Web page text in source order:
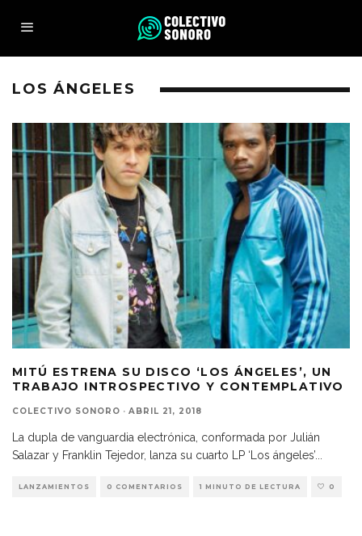
LOS ÁNGELES
MITÚ ESTRENA SU DISCO ‘LOS ÁNGELES’, UN
TRABAJO INTROSPECTIVO Y CONTEMPLATIVO
COLECTIVO SONORO · ABRIL 21, 2018
La dupla de vanguardia electrónica, conformada por Julián
Salazar y Franklin Tejedor, lanza su cuarto LP ‘Los ángeles’
LANZAMIENTOS 0 COMENTARIOS 1 MINUTO DE LECTURA 0